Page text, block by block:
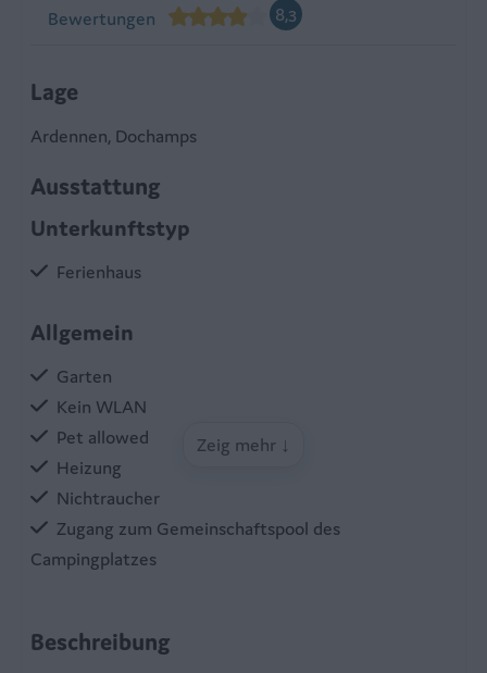
Bewertungen 8,3
Lage
Ardennen, Dochamps
Ausstattung
Unterkunftstyp
Ferienhaus
Allgemein
Garten
Kein WLAN
Pet allowed
Heizung
Nichtraucher
Zugang zum Gemeinschaftspool des
Campingplatzes
Zeig mehr ↓
Beschreibung